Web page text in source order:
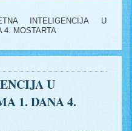
INTELIGENCIJA U
4. MOSTARTA
U
1. DANA 4.